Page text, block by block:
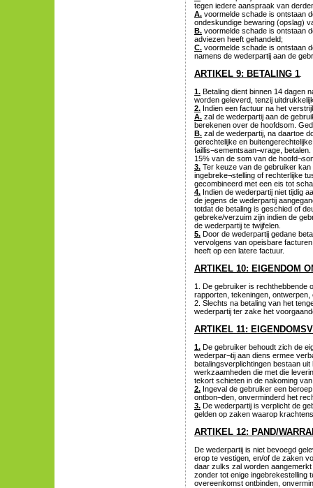
tegen iedere aanspraak van
A. voormelde schade is ontstaan
ondeskundige bewaring (opslag)
B. voormelde schade is ontstaan
adviezen heeft gehandeld;
C. voormelde schade is ontstaan
namens de wederpartij aan de
ARTIKEL 9: BETALING 1
1. Betaling dient binnen 14 dagen
worden geleverd, tenzij
2. Indien een factuur na het
A. zal de wederpartij aan de
berekenen over de hoofdsom.
B. zal de wederpartij, na daartoe
gerechtelijke en
faillis¬sementsaan¬vrage,
15% van de som van de
3. Ter keuze van de gebruiker
ingebreke¬stelling of rechterlijke
gecombineerd met een eis tot
4. Indien de wederpartij niet tijdig
de jegens de wederpartij
totdat de betaling is geschied of
gebreke/verzuim zijn indien de
de wederpartij te twijfelen.
5. Door de wederpartij gedane
vervolgens van opeisbare
heeft op een latere factuur.
ARTIKEL 10: EIGENDOM
1. De gebruiker is rechthebbende
rapporten, tekeningen, ontwerpen,
2. Slechts na betaling van het
wederpartij ter zake het
ARTIKEL 11:
1. De gebruiker behoudt zich de
wederpar¬tij aan diens ermee
betalingsverplichtingen bestaan
werkzaamheden die met die
tekort schieten in de nakoming
2. Ingeval de gebruiker een
ontbon¬den, onverminderd het
3. De wederpartij is verplicht de
gelden op zaken waarop
ARTIKEL 12: PAND/
De wederpartij is niet bevoegd
erop te vestigen, en/of de zaken
daar zulks zal worden
zonder tot enige ingebrekestelling
overeenkomst ontbinden,